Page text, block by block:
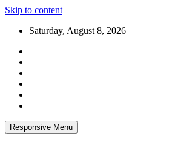
Skip to content
Saturday, August 8, 2026
Responsive Menu